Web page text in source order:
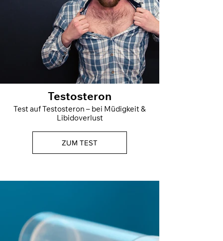
Testosteron
Test auf Testosteron – bei Müdigkeit &
Libidoverlust
ZUM TEST